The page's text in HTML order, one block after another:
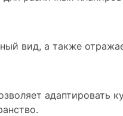
вид, а также
адаптировать